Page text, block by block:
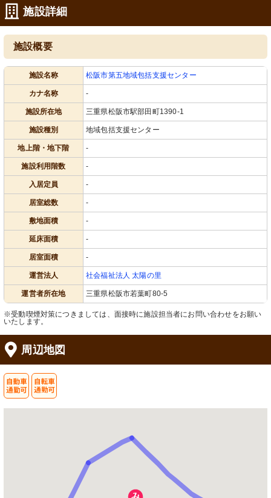
施設詳細
施設概要
施設名称 松阪市第五地域包括支援センター
カナ名称 -
施設所在地 三重県松阪市駅部田町1390-1
施設種別 地域包括支援センター
地上階・地下階 -
施設利用階数 -
入居定員 -
居室総数 -
敷地面積 -
延床面積 -
居室面積 -
運営法人 社会福祉法人 太陽の里
運営者所在地 三重県松阪市若葉町80-5
※受動喫煙対策につきましては、面接時に施設担当者にお問い合わせをお願い
いたします。
周辺地図